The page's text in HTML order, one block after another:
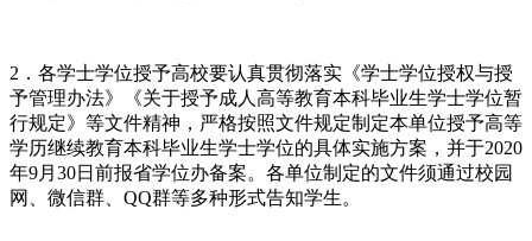
2．各学士学位授予高校要认真贯彻落实《学士学位授权与授
予管理办法》《关于授予成人高等教育本科毕业生学士学位暂
行规定》等文件精神，严格按照文件规定制定本单位授予高等
学历继续教育本科毕业生学士学位的具体实施方案，并于2020
年9月30日前报省学位办备案。各单位制定的文件须通过校园
网、微信群、QQ群等多种形式告知学生。